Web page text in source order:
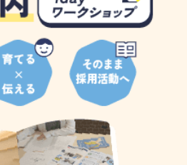
MERIT
ショップのご案内
WORKSHOP
約・ご相談